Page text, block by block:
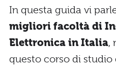
In questa guida vi
migliori facoltà di
Elettronica in Italia,
questo corso di studio